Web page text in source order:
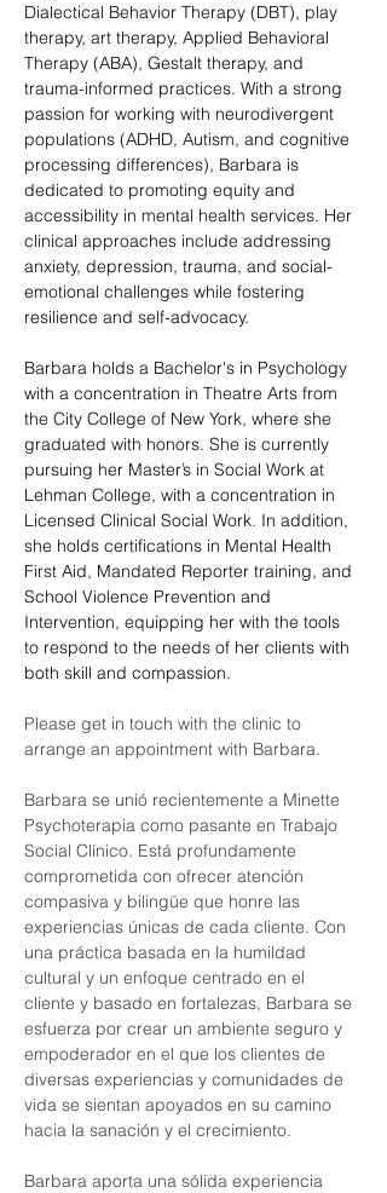
Dialectical Behavior Therapy (DBT), play
therapy, art therapy, Applied Behavioral
Therapy (ABA), Gestalt therapy, and
trauma-informed practices. With a strong
passion for working with neurodivergent
populations (ADHD, Autism, and cognitive
processing differences), Barbara is
dedicated to promoting equity and
accessibility in mental health services. Her
clinical approaches include addressing
anxiety, depression, trauma, and social-
emotional challenges while fostering
resilience and self-advocacy.
Barbara holds a Bachelor's in Psychology
with a concentration in Theatre Arts from
the City College of New York, where she
graduated with honors. She is currently
pursuing her Master’s in Social Work at
Lehman College, with a concentration in
Licensed Clinical Social Work. In addition,
she holds certifications in Mental Health
First Aid, Mandated Reporter training, and
School Violence Prevention and
Intervention, equipping her with the tools
to respond to the needs of her clients with
both skill and compassion.
Please get in touch with the clinic to
arrange an appointment with Barbara.
Barbara se unió recientemente a Minette
Psychoterapia como pasante en Trabajo
Social Clínico. Está profundamente
comprometida con ofrecer atención
compasiva y bilingüe que honre las
experiencias únicas de cada cliente. Con
una práctica basada en la humildad
cultural y un enfoque centrado en el
cliente y basado en fortalezas, Barbara se
esfuerza por crear un ambiente seguro y
empoderador en el que los clientes de
diversas experiencias y comunidades de
vida se sientan apoyados en su camino
hacia la sanación y el crecimiento.
Barbara aporta una sólida experiencia